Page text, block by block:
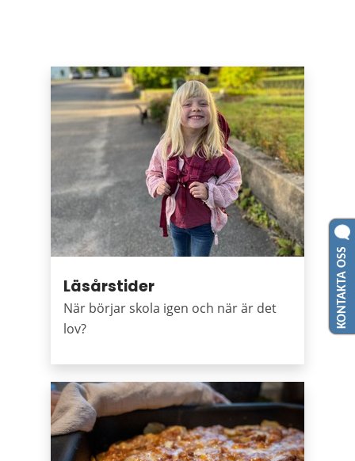
Puffar
Läsårstider
När börjar skola igen och när är det
lov?
KONTAKTA OSS